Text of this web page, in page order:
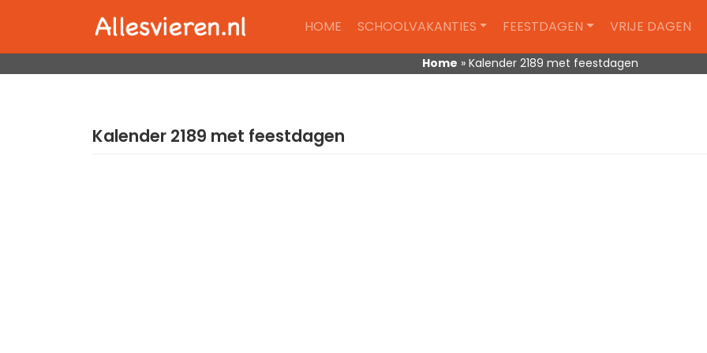
HOME SCHOOLVAKANTIES FEESTDAGEN VRIJE DAGEN
Home » Kalender 2189 met feestdagen
Kalender 2189 met feestdagen